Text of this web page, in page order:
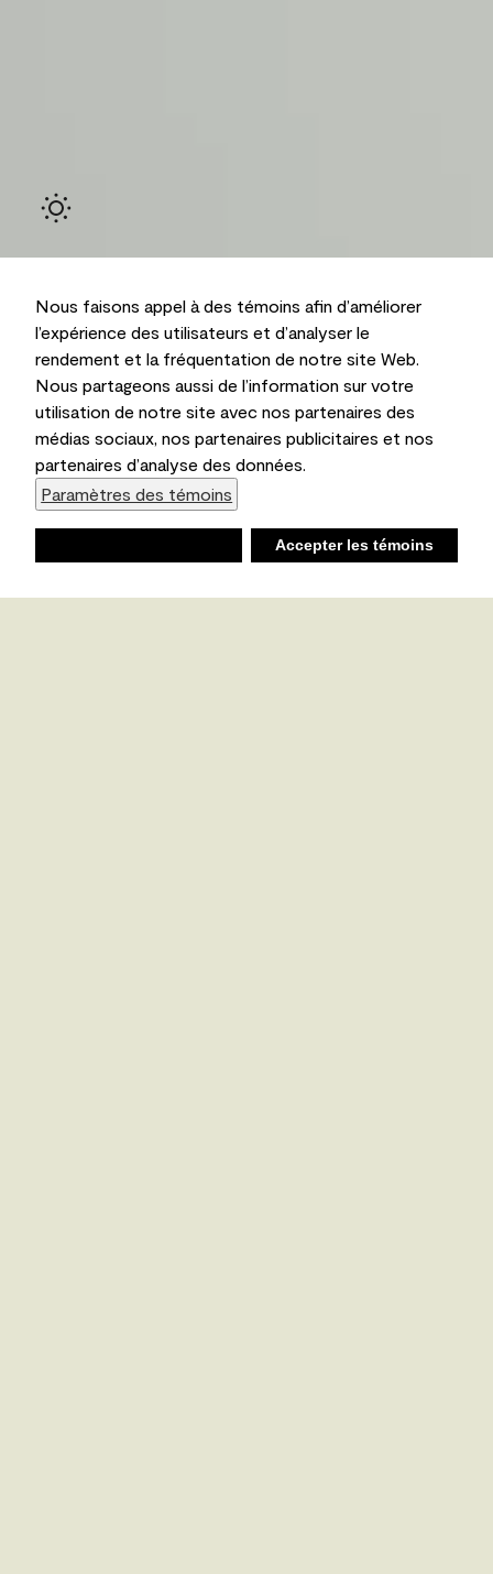
Nous faisons appel à des témoins afin d’améliorer
l’expérience des utilisateurs et d’analyser le
rendement et la fréquentation de notre site Web.
Nous partageons aussi de l’information sur votre
utilisation de notre site avec nos partenaires des
médias sociaux, nos partenaires publicitaires et nos
partenaires d’analyse des données.
Paramètres des témoins
Accepter les témoins
Ambiant
Liste d’achats